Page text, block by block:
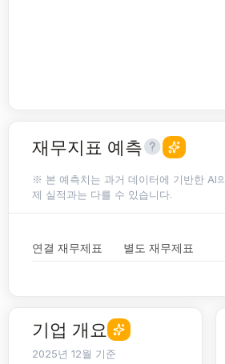
재무지표 예측
※ 본 예측치는 과거 데이터에 기반한 AI
제 실적과는 다를 수 있습니다.
연결 재무제표 별도 재무제표
기업 개요
2025년 12월 기준